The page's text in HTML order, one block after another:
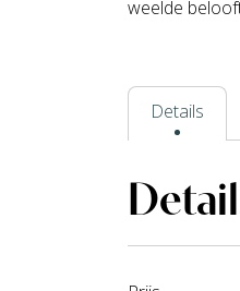
weelde
Details